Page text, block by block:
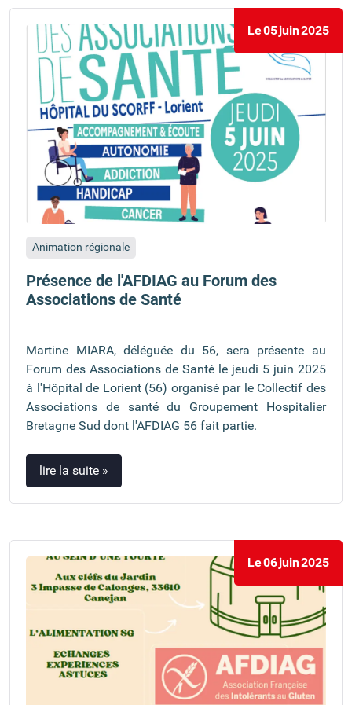
Le05juin2025
Animation régionale
Présence de l'AFDIAG au Forum des
Associations de Santé
Martine MIARA, déléguée du 56, sera présente au
Forum des Associations de Santé le jeudi 5 juin 2025
à l'Hôpital de Lorient (56) organisé par le Collectif des
Associations de santé du Groupement Hospitalier
Bretagne Sud dont l'AFDIAG 56 fait partie.
lire la suite »
Le06juin2025